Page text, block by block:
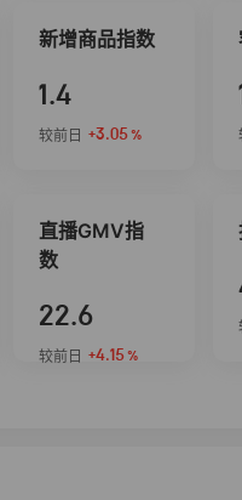
新增商品指数
1.4
较前日 +3.05 %
直播GMV指
数
22.6
较前日 +4.15 %